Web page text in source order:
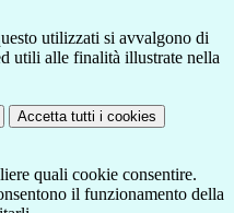
utilizzati si avvalgono di
utili alle finalità illustrate nella
Accetta tutti i cookies
quali cookie consentire.
il funzionamento della